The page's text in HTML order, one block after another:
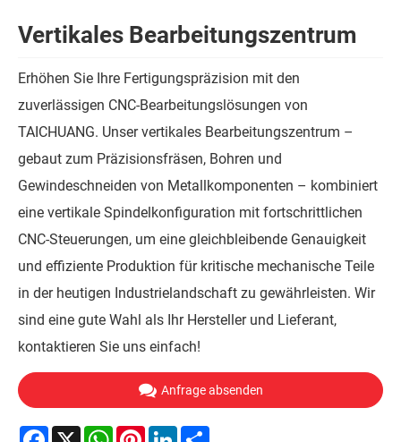
Vertikales Bearbeitungszentrum
Erhöhen Sie Ihre Fertigungspräzision mit den
zuverlässigen CNC-Bearbeitungslösungen von
TAICHUANG. Unser vertikales Bearbeitungszentrum –
gebaut zum Präzisionsfräsen, Bohren und
Gewindeschneiden von Metallkomponenten – kombiniert
eine vertikale Spindelkonfiguration mit fortschrittlichen
CNC-Steuerungen, um eine gleichbleibende Genauigkeit
und effiziente Produktion für kritische mechanische Teile
in der heutigen Industrielandschaft zu gewährleisten. Wir
sind eine gute Wahl als Ihr Hersteller und Lieferant,
kontaktieren Sie uns einfach!
Anfrage absenden
Facebook
X WhatsApp
PinterestLinkedIn